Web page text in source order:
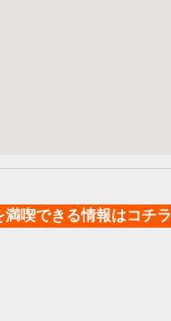
喫できる情報はコチラ